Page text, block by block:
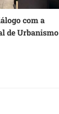
com a
de Urbanismo